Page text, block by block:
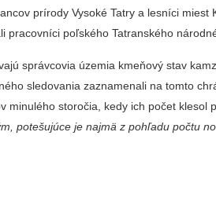
prí­rody Vysoké Tatry a lesníci miest
pracovníci poľ­ského Tatranského
správ­covia územia kme­ňový stav
sledovania zaznamenali na tomto
minulého storočia, kedy ich počet klesol
potešujúce je najmä z pohľadu počtu